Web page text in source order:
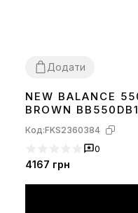
Додати
4041 42434445
NEW BALANCE
BROWN BB550DB1
Код:FKS2360384
0
4167 грн